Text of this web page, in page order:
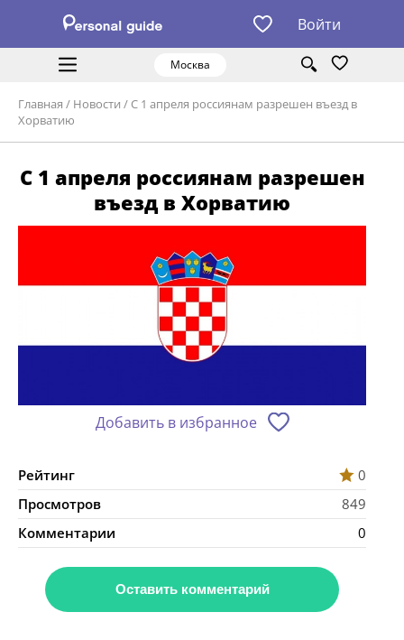
Войти
Москва
Главная / Новости / С 1 апреля россиянам разрешен въезд в
Хорватию
С 1 апреля россиянам разрешен
въезд в Хорватию
Добавить в избранное
Рейтинг
0
Просмотров
849
Комментарии
0
Оставить комментарий